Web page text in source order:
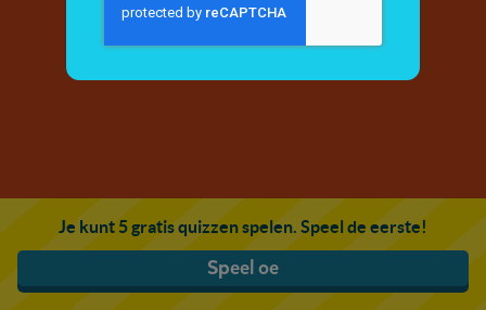
Je kunt 5 gratis quizzen spelen. Speel de eerste!
Speel oe